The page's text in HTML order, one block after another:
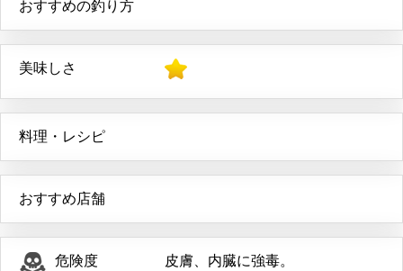
おすすめの釣り方
美味しさ
料理・レシピ
おすすめ店舗
危険度 皮膚、内臓に強毒。